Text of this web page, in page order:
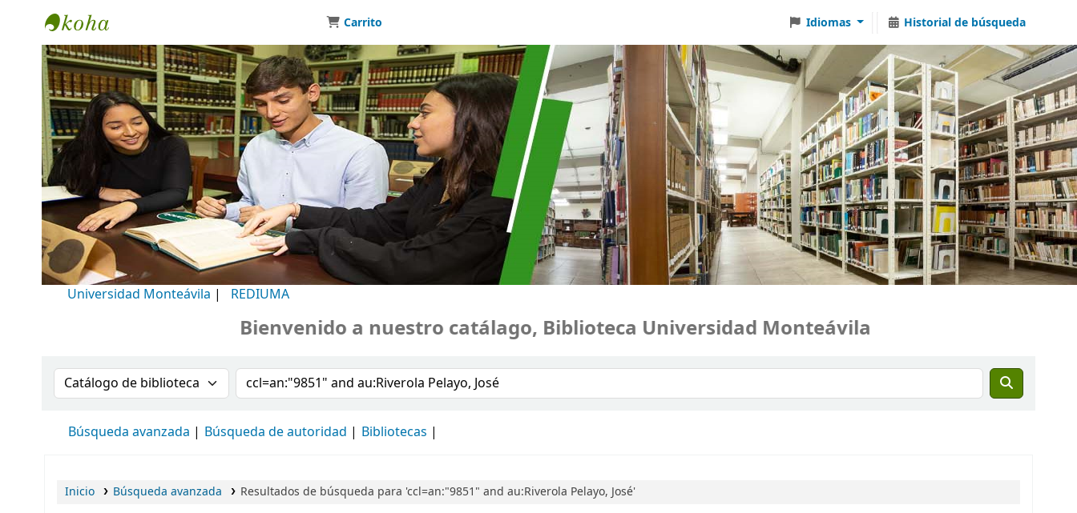
Biblioteca Universidad Monteávila
Carrito Idiomas Historial de búsqueda
Universidad Monteávila | REDIUMA
Bienvenido a nuestro catálago, Biblioteca Universidad Monteávila
Buscar en el catálogo por:Buscar en el catálogo
Búsqueda avanzada Búsqueda de autoridad Bibliotecas
Inicio Búsqueda avanzada Resultados de búsqueda para 'ccl=an:"9851" and au:Riverola Pelayo, José'